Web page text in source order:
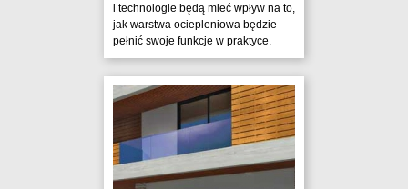
i technologie będą mieć wpływ na to,
jak warstwa ociepleniowa będzie
pełnić swoje funkcje w praktyce.